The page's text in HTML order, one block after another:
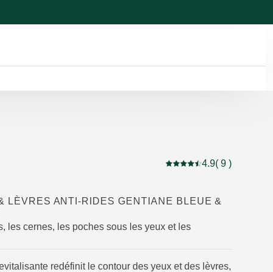
Note actuelle : 4.9 sur 5
4.9( 9 )
LÈVRES ANTI-RIDES GENTIANE BLEUE &
les cernes, les poches sous les yeux et les
redéfinit le contour des yeux et des lèvres,